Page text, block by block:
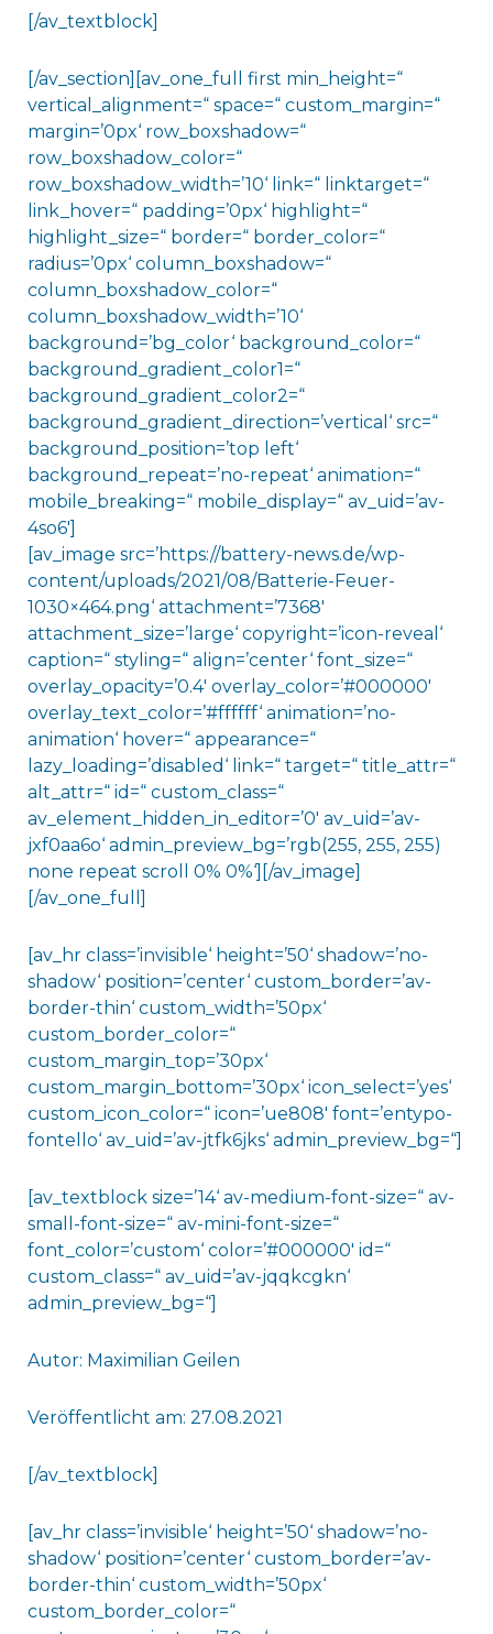
[/av_textblock]
[/av_section][av_one_full first min_height=“
vertical_alignment=“ space=“ custom_margin=“
margin=’0px‘ row_boxshadow=“
row_boxshadow_color=“
row_boxshadow_width=’10‘ link=“ linktarget=“
link_hover=“ padding=’0px‘ highlight=“
highlight_size=“ border=“ border_color=“
radius=’0px‘ column_boxshadow=“
column_boxshadow_color=“
column_boxshadow_width=’10‘
background=’bg_color‘ background_color=“
background_gradient_color1=“
background_gradient_color2=“
background_gradient_direction=’vertical‘ src=“
background_position=’top left‘
background_repeat=’no-repeat‘ animation=“
mobile_breaking=“ mobile_display=“ av_uid=’av-
4so6′]
[av_image src=’https://battery-news.de/wp-
content/uploads/2021/08/Batterie-Feuer-
1030×464.png‘ attachment=’7368′
attachment_size=’large‘ copyright=’icon-reveal‘
caption=“ styling=“ align=’center‘ font_size=“
overlay_opacity=’0.4′ overlay_color=’#000000′
overlay_text_color=’#ffffff‘ animation=’no-
animation‘ hover=“ appearance=“
lazy_loading=’disabled‘ link=“ target=“ title_attr=“
alt_attr=“ id=“ custom_class=“
av_element_hidden_in_editor=’0′ av_uid=’av-
jxf0aa6o‘ admin_preview_bg=’rgb(255, 255, 255)
none repeat scroll 0% 0%‘][/av_image]
[/av_one_full]
[av_hr class=’invisible‘ height=’50‘ shadow=’no-
shadow‘ position=’center‘ custom_border=’av-
border-thin‘ custom_width=’50px‘
custom_border_color=“
custom_margin_top=’30px‘
custom_margin_bottom=’30px‘ icon_select=’yes‘
custom_icon_color=“ icon=’ue808′ font=’entypo-
fontello‘ av_uid=’av-jtfk6jks‘ admin_preview_bg=“]
[av_textblock size=’14‘ av-medium-font-size=“ av-
small-font-size=“ av-mini-font-size=“
font_color=’custom‘ color=’#000000′ id=“
custom_class=“ av_uid=’av-jqqkcgkn‘
admin_preview_bg=“]
Autor: Maximilian Geilen
Veröffentlicht am: 27.08.2021
[/av_textblock]
[av_hr class=’invisible‘ height=’50‘ shadow=’no-
shadow‘ position=’center‘ custom_border=’av-
border-thin‘ custom_width=’50px‘
custom_border_color=“